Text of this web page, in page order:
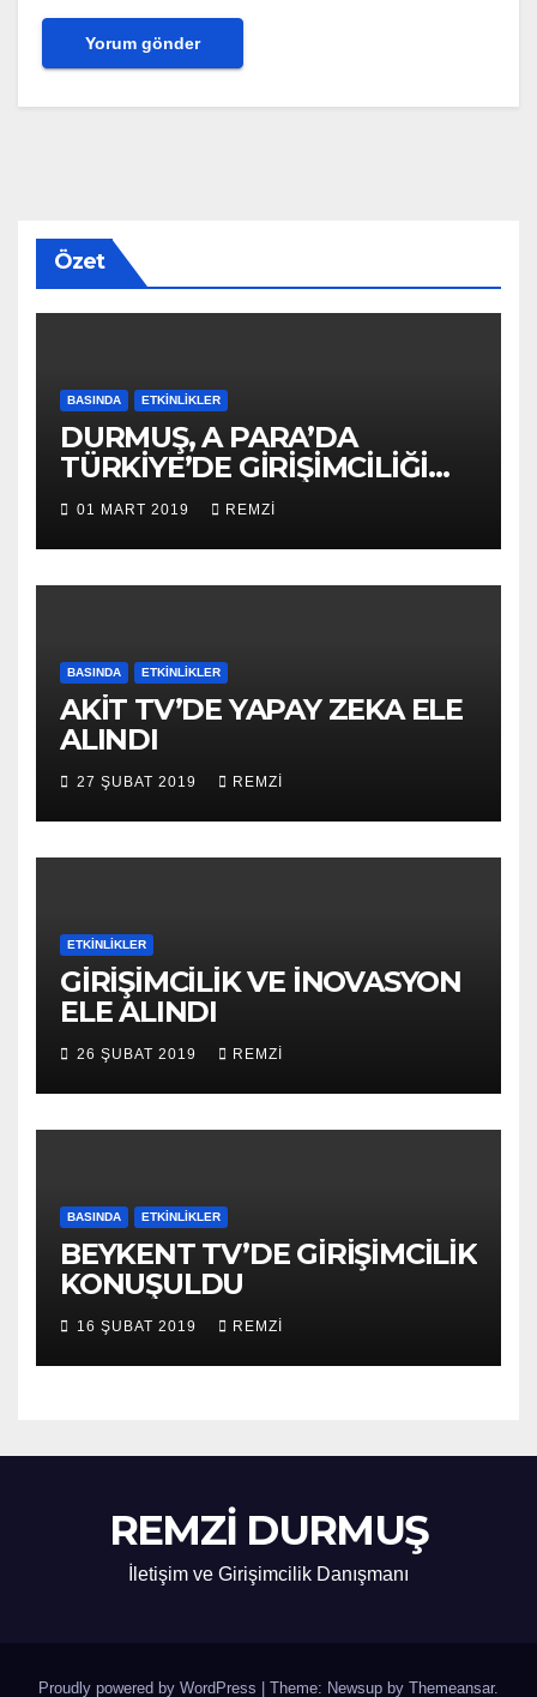
Özet
BASINDA ETKINLIKLER
DURMUŞ, A PARA’DA
TÜRKİYE’DE GİRİŞİMCİLİĞİ
ANLATTI
01 MART 2019 REMZI
BASINDA ETKINLIKLER
AKİT TV’DE YAPAY ZEKA ELE
ALINDI
27 ŞUBAT 2019 REMZI
ETKINLIKLER
GİRİŞİMCİLİK VE İNOVASYON
ELE ALINDI
26 ŞUBAT 2019 REMZI
BASINDA ETKINLIKLER
BEYKENT TV’DE GİRİŞİMCİLİK
KONUŞULDU
16 ŞUBAT 2019 REMZI
REMZİ DURMUŞ
İletişim ve Girişimcilik Danışmanı
Proudly powered by WordPress Theme: Newsup by Themeansar.